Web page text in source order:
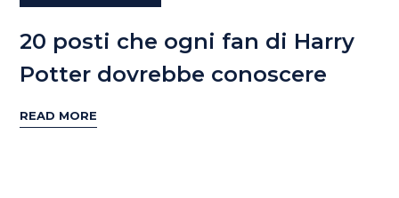
20 posti che ogni fan di Harry
Potter dovrebbe conoscere
READ MORE